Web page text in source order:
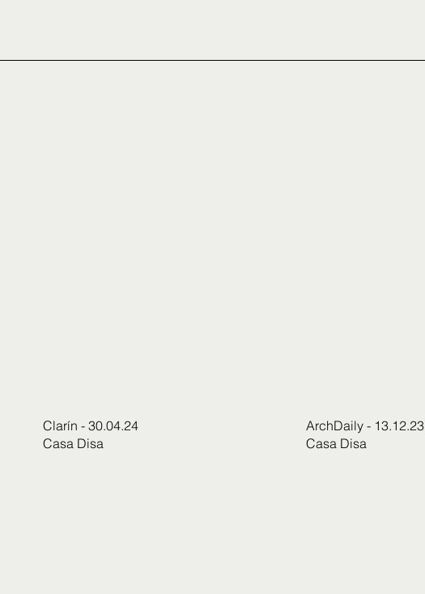
Clarín - 30.04.24
Casa Disa
ArchDaily - 13.12.23
Casa Disa